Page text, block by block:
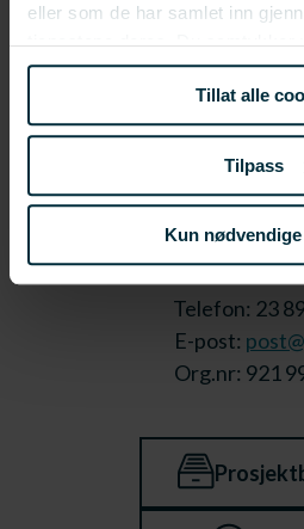
eller som de har samlet inn
tjenestene deres. Du samtykker
informasjonskapsler ved å
Tillat alle
Tilpass
Kun
Telefon: 23
E-post:
Org.nr: 921